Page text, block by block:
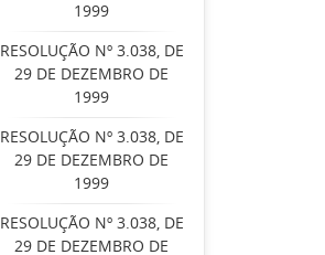
1999
RESOLUÇÃO Nº 3.038, DE
29 DE DEZEMBRO DE
1999
RESOLUÇÃO Nº 3.038, DE
29 DE DEZEMBRO DE
1999
RESOLUÇÃO Nº 3.038, DE
29 DE DEZEMBRO DE